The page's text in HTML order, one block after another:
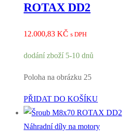
ROTAX DD2
12.000,83 KČ s DPH
dodání zboží 5-10 dnů
Poloha na obrázku 25
PŘIDAT DO KOŠÍKU
Náhradní díly na motory